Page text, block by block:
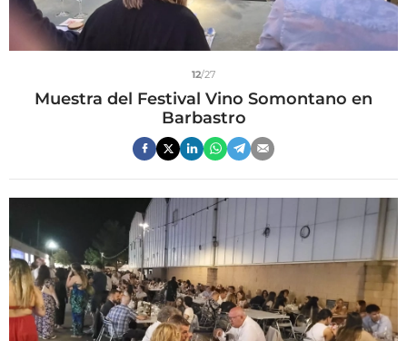
12/27
Muestra del Festival Vino Somontano en
Barbastro